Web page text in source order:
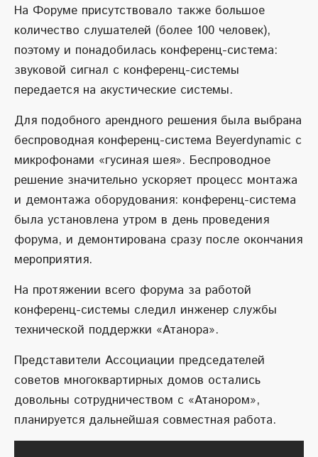
На Форуме присутствовало также большое
количество слушателей (более 100 человек),
поэтому и понадобилась конференц-система:
звуковой сигнал с конференц-системы
передается на акустические системы.
Для подобного арендного решения была выбрана
беспроводная конференц-система Beyerdynamic с
микрофонами «гусиная шея». Беспроводное
решение значительно ускоряет процесс монтажа
и демонтажа оборудования: конференц-система
была установлена утром в день проведения
форума, и демонтирована сразу после окончания
мероприятия.
На протяжении всего форума за работой
конференц-системы следил инженер службы
технической поддержки «Атанора».
Представители Ассоциации председателей
советов многоквартирных домов остались
довольны сотрудничеством с «Атанором»,
планируется дальнейшая совместная работа.